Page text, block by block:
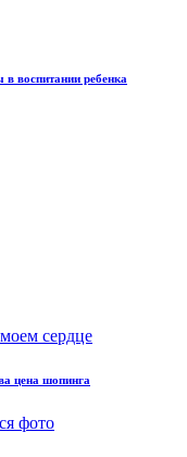
воспитании ребенка
цена шопинга